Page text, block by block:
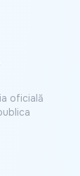
oficială